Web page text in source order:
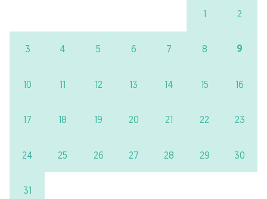
1 2
3 4 5 6 7 8 9
10 11 12 13 14 15 16
17 18 19 20 21 22 23
24 25 26 27 28 29 30
31